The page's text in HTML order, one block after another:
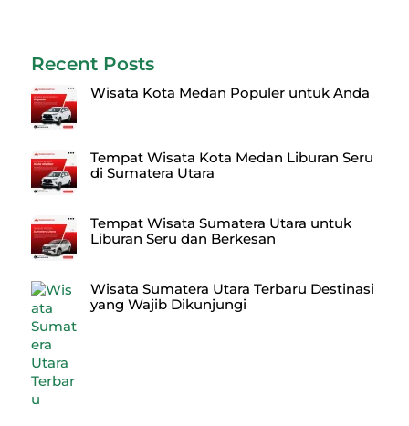
Recent Posts
Wisata Kota Medan Populer untuk Anda
Tempat Wisata Kota Medan Liburan Seru
di Sumatera Utara
Tempat Wisata Sumatera Utara untuk
Liburan Seru dan Berkesan
Wisata Sumatera Utara Terbaru Destinasi
yang Wajib Dikunjungi